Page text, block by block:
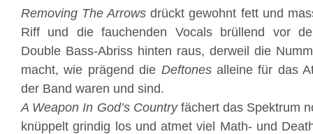
Removing The Arrows drückt gewohnt fett und
Riff und die fauchenden Vocals brüllend vor
Double Bass-Abriss hinten raus, derweil die
macht, wie prägend die Deftonesalleine für das
der Band waren und sind.
A Weapon In God’s Countryfächert das Spektrum
knüppelt grindig los und atmet viel Math- und